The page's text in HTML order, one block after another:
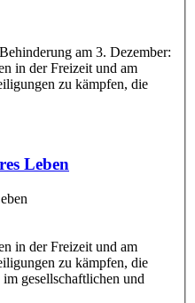
am 3. Dezember:
in der Freizeit und am
zu kämpfen, die
Leben
in der Freizeit und am
zu kämpfen, die
gesellschaftlichen und